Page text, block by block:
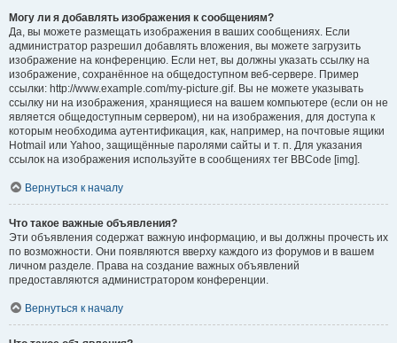
Могу ли я добавлять изображения к сообщениям?
Да, вы можете размещать изображения в ваших сообщениях. Если
администратор разрешил добавлять вложения, вы можете загрузить
изображение на конференцию. Если нет, вы должны указать ссылку на
изображение, сохранённое на общедоступном веб-сервере. Пример
ссылки: http://www.example.com/my-picture.gif. Вы не можете указывать
ссылку ни на изображения, хранящиеся на вашем компьютере (если он не
является общедоступным сервером), ни на изображения, для доступа к
которым необходима аутентификация, как, например, на почтовые ящики
Hotmail или Yahoo, защищённые паролями сайты и т. п. Для указания
ссылок на изображения используйте в сообщениях тег BBCode [img].
Вернуться к началу
Что такое важные объявления?
Эти объявления содержат важную информацию, и вы должны прочесть их
по возможности. Они появляются вверху каждого из форумов и в вашем
личном разделе. Права на создание важных объявлений
предоставляются администратором конференции.
Вернуться к началу